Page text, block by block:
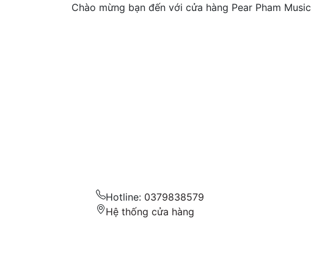
Chào mừng bạn đến với cửa hàng Pear Pham Music
Hotline: 0379838579
Hệ thống cửa hàng